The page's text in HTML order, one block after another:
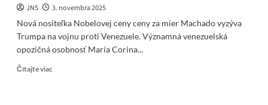
JNS
3. novembra 2025
Nová nositeľka Nobelovej ceny ceny za mier Machado vyzýva
Trumpa na vojnu proti Venezuele. Významná venezuelská
opozičná osobnosť María Corina...
Čítajte viacRead